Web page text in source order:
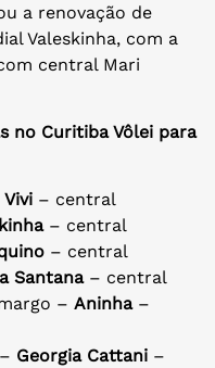
a renovação de
Valeskinha, com a
central Mari
no Curitiba Vôlei para
Vivi – central
– central
– central
Santana– central
– Aninha–
Georgia Cattani –